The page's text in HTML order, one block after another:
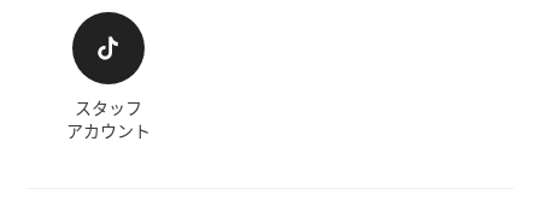
スタッフ
アカウント